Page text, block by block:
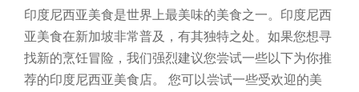
印度尼西亚美食是世界上最美味的美食之一。印度尼西
亚美食在新加坡非常普及，有其独特之处。如果您想寻
找新的烹饪冒险，我们强烈建议您尝试一些以下为你推
荐的印度尼西亚美食店。
您可以尝试一些受欢迎的美